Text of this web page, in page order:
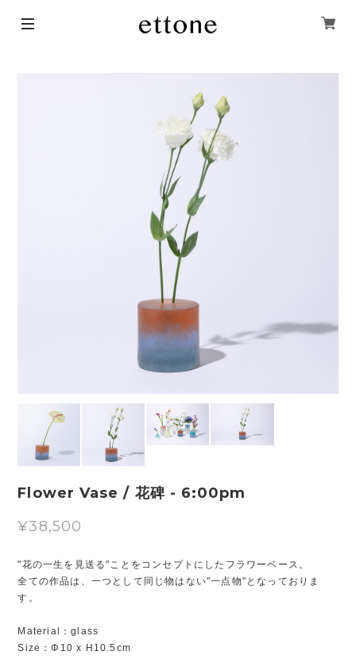
Flower Vase / 花碑 - 6:00pm
¥38,500
"花の一生を見送る"ことをコンセプトにしたフラワーベース。
全ての作品は、一つとして同じ物はない"一点物"となっておりま
す。
Material：glass
Size：Φ10 x H10.5cm